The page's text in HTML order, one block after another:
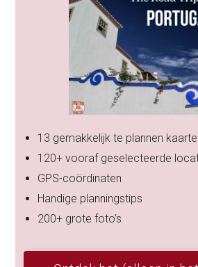
13 gemakkelijk te plannen
120+ vooraf geselecteerde
GPS-coördinaten
Handige planningstips
200+ grote foto’s